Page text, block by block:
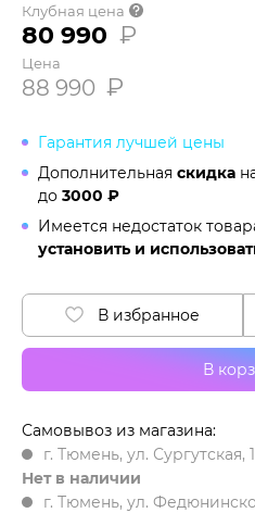
Клубная цена
80 990 ₽
Цена
88 990 ₽
Гарантия лучшей цены
Дополнительная скидка
до 3000 ₽
Имеется недостаток
установить и
В
В избранное
Самовывоз из магазина:
г. Тюмень, ул. Сургутская,
Нет в наличии
г. Тюмень, ул.